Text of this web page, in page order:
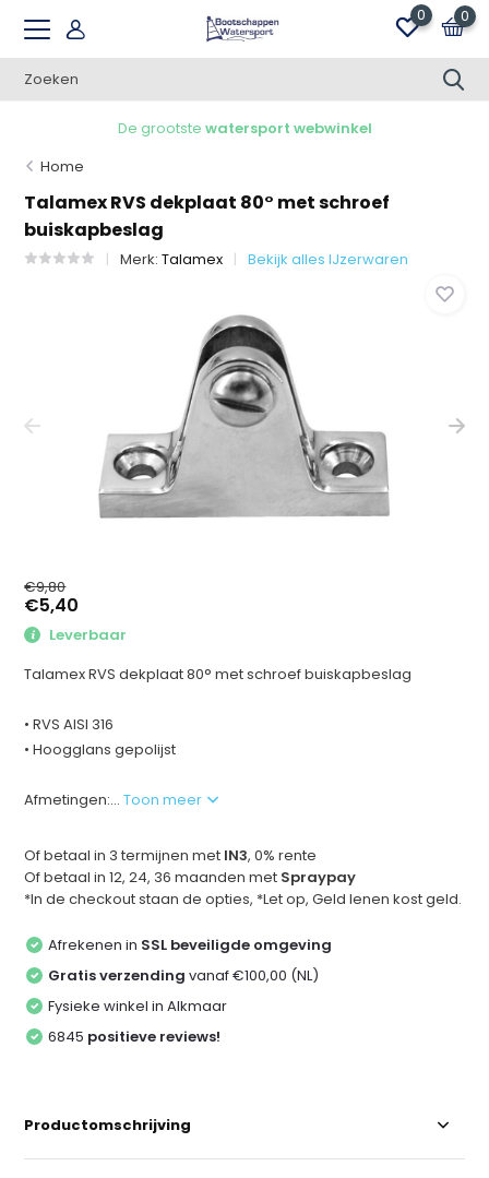
0 0
De grootstewatersport webwinkel
Home
Talamex RVS dekplaat 80° met schroef
buiskapbeslag
Merk:Talamex Bekijk alles IJzerwaren
€9,80
€5,40
Leverbaar
Talamex RVS dekplaat 80° met schroef buiskapbeslag
• RVS AISI 316
• Hoogglans gepolijst
Afmetingen:...Toon meer
Of betaal in 3 termijnen met IN3, 0% rente
Of betaal in 12, 24, 36 maanden met Spraypay
*In de checkout staan de opties, *Let op, Geld lenen kost geld.
Afrekenen in SSL beveiligde omgeving
Gratis verzending vanaf €100,00 (NL)
Fysieke winkel in Alkmaar
6845 positieve reviews!
Productomschrijving